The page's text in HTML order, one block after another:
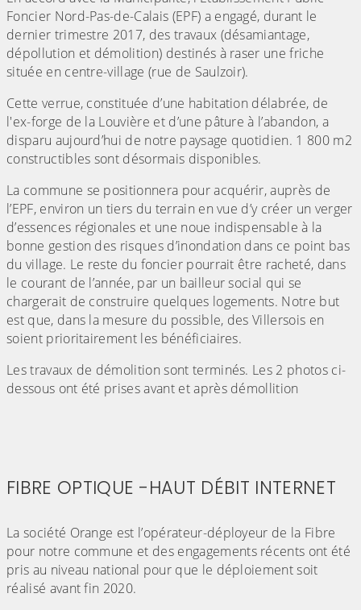
Foncier Nord-Pas-de-Calais (EPF) a engagé, durant le
dernier trimestre 2017, des travaux (désamiantage,
dépollution et démolition) destinés à raser une friche
située en centre-village (rue de Saulzoir).
Cette verrue, constituée d’une habitation délabrée, de
l'ex-forge de la Louvière et d’une pâture à l’abandon, a
disparu aujourd’hui de notre paysage quotidien. 1 800 m2
constructibles sont désormais disponibles.
La commune se positionnera pour acquérir, auprès de
l’EPF, environ un tiers du terrain en vue d’y créer un verger
d’essences régionales et une noue indispensable à la
bonne gestion des risques d’inondation dans ce point bas
du village. Le reste du foncier pourrait être racheté, dans
le courant de l’année, par un bailleur social qui se
chargerait de construire quelques logements. Notre but
est que, dans la mesure du possible, des Villersois en
soient prioritairement les bénéficiaires.
Les travaux de démolition sont terminés. Les 2 photos ci-
dessous ont été prises avant et après démollition
FIBRE OPTIQUE -HAUT DÉBIT INTERNET
La société Orange est l’opérateur-déployeur de la Fibre
pour notre commune et des engagements récents ont été
pris au niveau national pour que le déploiement soit
réalisé avant fin 2020.